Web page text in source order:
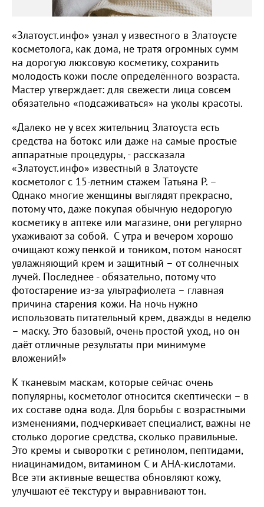
«Златоуст.инфо» узнал у известного в Златоусте
косметолога, как дома, не тратя огромных сумм
на дорогую люксовую косметику, сохранить
молодость кожи после определённого возраста.
Мастер утверждает: для свежести лица совсем
обязательно «подсаживаться» на уколы красоты.
«Далеко не у всех жительниц Златоуста есть
средства на ботокс или даже на самые простые
аппаратные процедуры, - рассказала
«Златоуст.инфо» известный в Златоусте
косметолог с 15-летним стажем Татьяна Р. –
Однако многие женщины выглядят прекрасно,
потому что, даже покупая обычную недорогую
косметику в аптеке или магазине, они регулярно
ухаживают за собой. С утра и вечером хорошо
очищают кожу пенкой и тоником, потом наносят
увлажняющий крем и защитный – от солнечных
лучей. Последнее - обязательно, потому что
фотостарение из-за ультрафиолета – главная
причина старения кожи. На ночь нужно
использовать питательный крем, дважды в неделю
– маску. Это базовый, очень простой уход, но он
даёт отличные результаты при минимуме
вложений!»
К тканевым маскам, которые сейчас очень
популярны, косметолог относится скептически – в
их составе одна вода. Для борьбы с возрастными
изменениями, подчеркивает специалист, важны не
столько дорогие средства, сколько правильные.
Это кремы и сыворотки с ретинолом, пептидами,
ниацинамидом, витамином С и AHA-кислотами.
Все эти активные вещества обновляют кожу,
улучшают её текстуру и выравнивают тон.